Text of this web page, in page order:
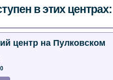
в этих центрах:
центр на Пулковском